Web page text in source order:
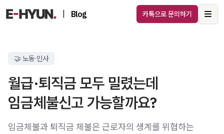
Blog 카톡으로 문의하기
🤝 노동·인사
월급·퇴직금 모두 밀렸는데
임금체불신고 가능할까요?
임금체불과 퇴직금 체불은 근로자의 생계를 위협하는